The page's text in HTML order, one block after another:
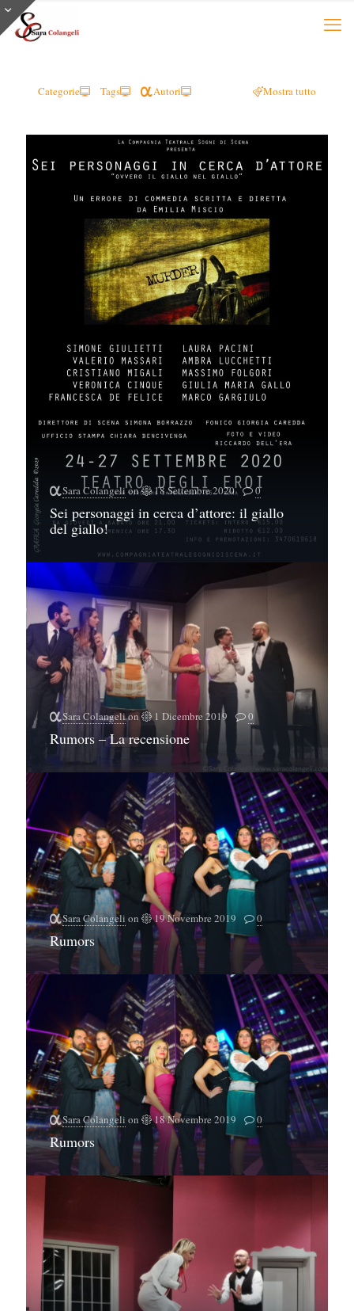
Categorie Tags Autori Mostra tutto
Sara Colangeli on 18 Settembre 2020 0
Sei personaggi in cerca d’attore: il giallo
del giallo!
Sara Colangelion 1 Dicembre 2019 0
Rumors – La recensione
Sara Colangeli on 19 Novembre 2019 0
Rumors
Sara Colangeli on 18 Novembre 2019 0
Rumors